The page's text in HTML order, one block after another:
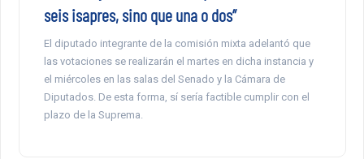
seis isapres, sino que una o dos”
El diputado integrante de la comisión mixta adelantó que
las votaciones se realizarán el martes en dicha instancia y
el miércoles en las salas del Senado y la Cámara de
Diputados. De esta forma, sí sería factible cumplir con el
plazo de la Suprema.